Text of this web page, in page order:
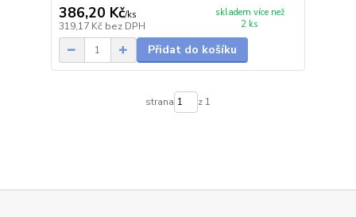
386,20 Kč/ks
319,17 Kč bez DPH
skladem více než
2 ks
Přidat do košíku
strana z 1